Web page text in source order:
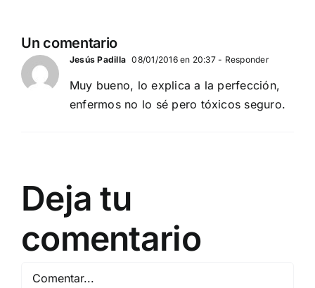
Un comentario
Jesús Padilla 08/01/2016 en 20:37- Responder
Muy bueno, lo explica a la perfección,
enfermos no lo sé pero tóxicos seguro.
Deja tu
comentario